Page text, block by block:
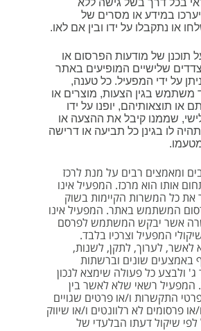
בכל דרך בשל גישה ללא
במידע או מסרים של
או נתקבלו על ידו ובין אם לאו.
תוכנן של מודעות הפרסום או
שלישיים המופיעים באתר
על ידי המפעיל. כל טענה,
משתמש בגין הצעות, מוצרים או
או תוצאותיהם, יופנו על ידו
שממנו קיבל את ההצעה או
לו בגינן כל תביעה או דרישה
ומאמצים רבים על מנת לרכז
אותו הוא מרכז. המפעיל אינו
את כל המשרות הקיימות בשוק
המשתמש באתר. המפעיל אינו
אשר יבקש המשתמש לפרסם
המפעיל וצרכיו בלבד.
לאשר, לערוך, לתקן, לשנות,
באמצעים שונים וברשתות
ולבצע כל פעולה שימצא לנכון
המפעיל רשאי שלא לאשר בין
התקשרות ו/או פרטים שגויים
פרסומים לא רלוונטים ו/או שיווק
לפי שיקול דעתו הבלעדי של